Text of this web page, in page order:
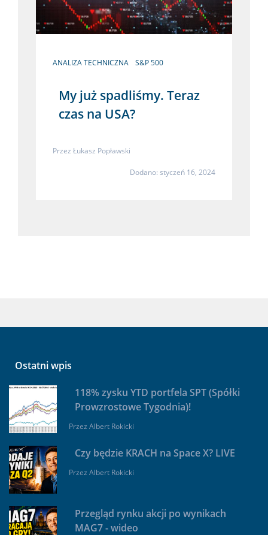
ANALIZA TECHNICZNA S&P 500
My już spadliśmy. Teraz
czas na USA?
Przez Łukasz Popławski
Dodano: styczeń 16, 2024
Ostatni wpis
118% zysku YTD portfela SPT (Spółki
Prowzrostowe Tygodnia)!
Przez Albert Rokicki
Czy będzie KRACH na Space X? LIVE
Przez Albert Rokicki
Przegląd rynku akcji po wynikach
MAG7 - wideo